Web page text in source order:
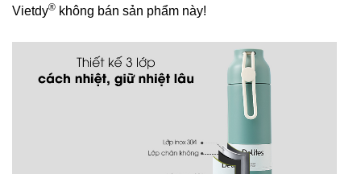
Vietdy® không bán sản phẩm này!